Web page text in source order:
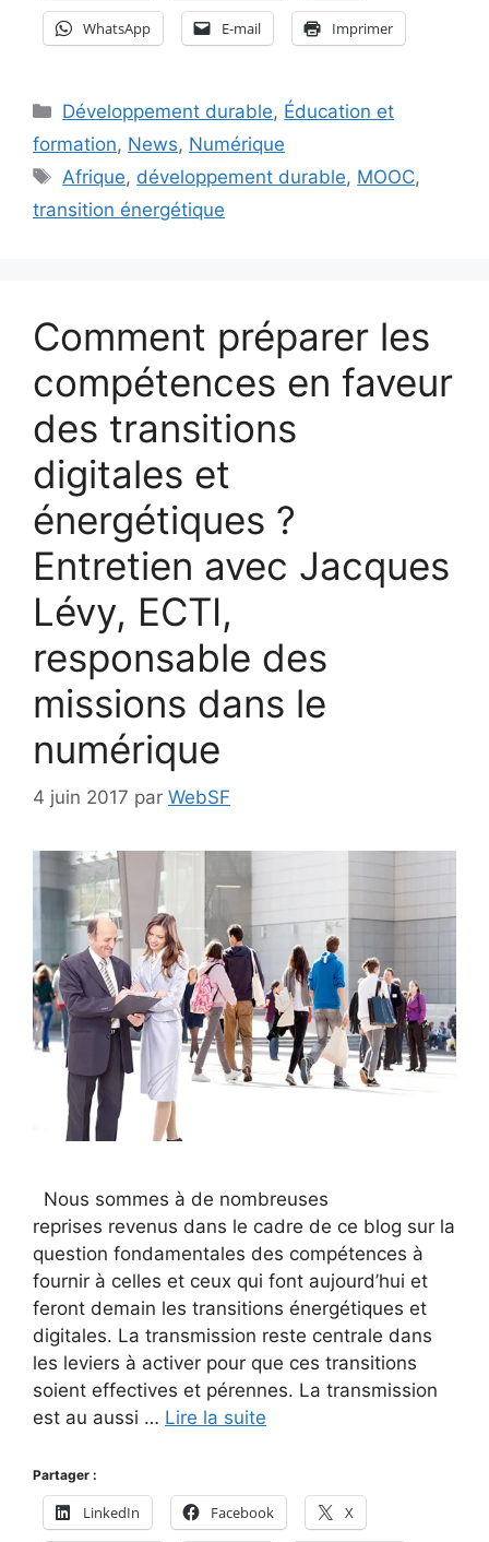
WhatsApp E-mail Imprimer
Catégories
Développement durable, Éducation et
formation, News, Numérique
Étiquettes
Afrique, développement durable, MOOC,
transition énergétique
Comment préparer les
compétences en faveur
des transitions
digitales et
énergétiques ?
Entretien avec Jacques
Lévy, ECTI,
responsable des
missions dans le
numérique
4 juin 2017 par WebSF
Nous sommes à de nombreuses
reprises revenus dans le cadre de ce blog sur la
question fondamentales des compétences à
fournir à celles et ceux qui font aujourd’hui et
feront demain les transitions énergétiques et
digitales. La transmission reste centrale dans
les leviers à activer pour que ces transitions
soient effectives et pérennes. La transmission
est au aussi … Lire la suite
Partager :
LinkedIn Facebook X